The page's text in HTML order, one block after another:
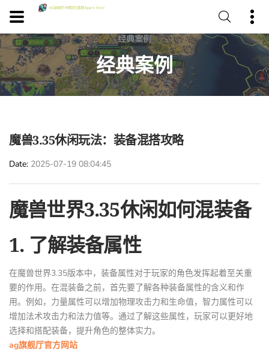
经典案例
魔兽3.35休闲玩法：装备混搭攻略
Date 2025-07-19 08:04:45
魔兽世界3.35休闲如何混装备
1. 了解装备属性
在魔兽世界3.35版本中，装备属性对于玩家的角色发挥起着至关重
要的作用。在混装备之前，首先要了解各种装备属性的含义和作
用。例如，力量属性可以增加物理攻击力和生命值，智力属性可以
增加法术攻击力和法力值等。通过了解这些属性，玩家可以更好地
选择和搭配装备，提升角色的整体实力。
ag旗舰厅官方网站